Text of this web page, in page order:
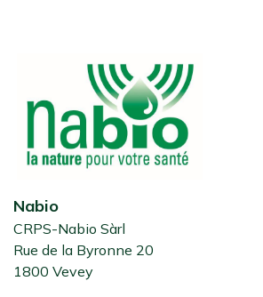
Nabio
CRPS-Nabio Sàrl
Rue de la Byronne 20
1800 Vevey